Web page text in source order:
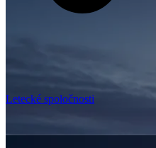
Letecké spoločnosti